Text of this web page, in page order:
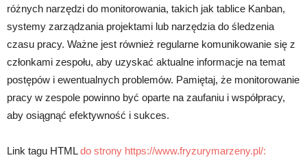
różnych narzędzi do monitorowania, takich jak tablice Kanban,
systemy zarządzania projektami lub narzędzia do śledzenia
czasu pracy. Ważne jest również regularne komunikowanie się z
członkami zespołu, aby uzyskać aktualne informacje na temat
postępów i ewentualnych problemów. Pamiętaj, że monitorowanie
pracy w zespole powinno być oparte na zaufaniu i współpracy,
aby osiągnąć efektywność i sukces.
Link tagu HTMLdo strony https://www.fryzurymarzeny.pl/: